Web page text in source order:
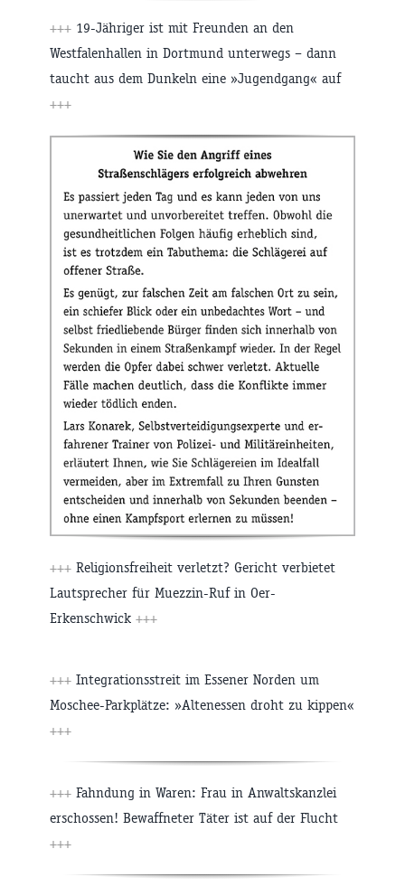
+++ 19-Jähriger ist mit Freunden an den
Westfalenhallen in Dortmund unterwegs – dann
taucht aus dem Dunkeln eine »Jugendgang« auf
+++
+++ Religionsfreiheit verletzt? Gericht verbietet
Lautsprecher für Muezzin-Ruf in Oer-
Erkenschwick +++
+++ Integrationsstreit im Essener Norden um
Moschee-Parkplätze: »Altenessen droht zu kippen«
+++
+++ Fahndung in Waren: Frau in Anwaltskanzlei
erschossen! Bewaffneter Täter ist auf der Flucht
+++